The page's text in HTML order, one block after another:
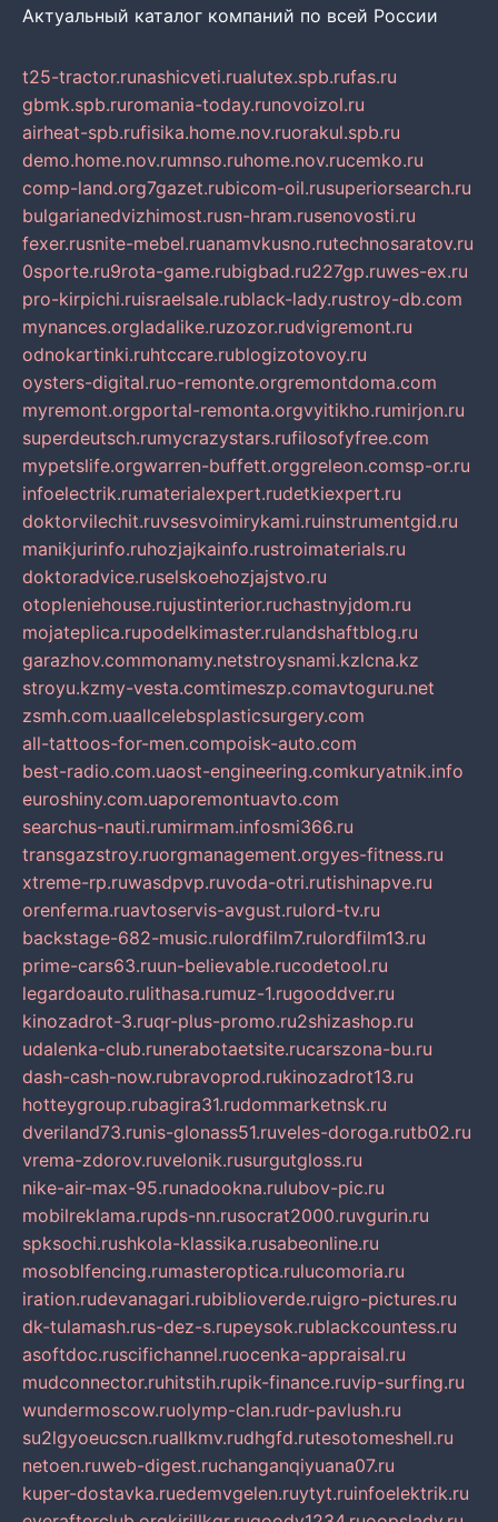
Актуальный каталог компаний по всей России
t25-tractor.runashicveti.rualutex.spb.rufas.ru
gbmk.spb.ruromania-today.runovoizol.ru
airheat-spb.rufisika.home.nov.ruorakul.spb.ru
demo.home.nov.rumnso.ruhome.nov.rucemko.ru
comp-land.org7gazet.rubicom-oil.rusuperiorsearch.ru
bulgarianedvizhimost.rusn-hram.rusenovosti.ru
fexer.rusnite-mebel.ruanamvkusno.rutechnosaratov.ru
0sporte.ru9rota-game.rubigbad.ru227gp.ruwes-ex.ru
pro-kirpichi.ruisraelsale.rublack-lady.rustroy-db.com
mynances.orgladalike.ruzozor.rudvigremont.ru
odnokartinki.ruhtccare.rublogizotovoy.ru
oysters-digital.ruo-remonte.orgremontdoma.com
myremont.orgportal-remonta.orgvyitikho.rumirjon.ru
superdeutsch.rumycrazystars.rufilosofyfree.com
mypetslife.orgwarren-buffett.orggreleon.comsp-or.ru
infoelectrik.rumaterialexpert.rudetkiexpert.ru
doktorvilechit.ruvsesvoimirykami.ruinstrumentgid.ru
manikjurinfo.ruhozjajkainfo.rustroimaterials.ru
doktoradvice.ruselskoehozjajstvo.ru
otopleniehouse.rujustinterior.ruchastnyjdom.ru
mojateplica.rupodelkimaster.rulandshaftblog.ru
garazhov.commonamy.netstroysnami.kzlcna.kz
stroyu.kzmy-vesta.comtimeszp.comavtoguru.net
zsmh.com.uaallcelebsplasticsurgery.com
all-tattoos-for-men.compoisk-auto.com
best-radio.com.uaost-engineering.comkuryatnik.info
euroshiny.com.uaporemontuavto.com
searchus-nauti.rumirmam.infosmi366.ru
transgazstroy.ruorgmanagement.orgyes-fitness.ru
xtreme-rp.ruwasdpvp.ruvoda-otri.rutishinapve.ru
orenferma.ruavtoservis-avgust.rulord-tv.ru
backstage-682-music.rulordfilm7.rulordfilm13.ru
prime-cars63.ruun-believable.rucodetool.ru
legardoauto.rulithasa.rumuz-1.rugooddver.ru
kinozadrot-3.ruqr-plus-promo.ru2shizashop.ru
udalenka-club.runerabotaetsite.rucarszona-bu.ru
dash-cash-now.rubravoprod.rukinozadrot13.ru
hotteygroup.rubagira31.rudommarketnsk.ru
dveriland73.runis-glonass51.ruveles-doroga.rutb02.ru
vrema-zdorov.ruvelonik.rusurgutgloss.ru
nike-air-max-95.runadookna.rulubov-pic.ru
mobilreklama.rupds-nn.rusocrat2000.ruvgurin.ru
spksochi.rushkola-klassika.rusabeonline.ru
mosoblfencing.rumasteroptica.rulucomoria.ru
iration.rudevanagari.rubiblioverde.ruigro-pictures.ru
dk-tulamash.rus-dez-s.rupeysok.rublackcountess.ru
asoftdoc.ruscifichannel.ruocenka-appraisal.ru
mudconnector.ruhitstih.rupik-finance.ruvip-surfing.ru
wundermoscow.ruolymp-clan.rudr-pavlush.ru
su2lgyoeucscn.ruallkmv.rudhgfd.rutesotomeshell.ru
netoen.ruweb-digest.ruchanganqiyuana07.ru
kuper-dostavka.ruedemvgelen.ruytyt.ruinfoelektrik.ru